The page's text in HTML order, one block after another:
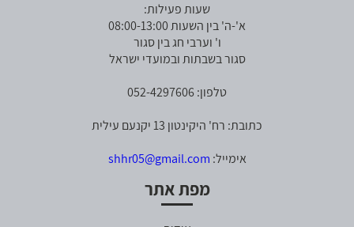
שעות פעילות:
א'-ה' בין השעות 08:00-13:00
ו' וערבי חג בין סגור
סגור בשבתות ובמועדי ישראל
טלפון: 052-4297606
כתובת: רח' היקינטון 13 יקנעם עילית
אימייל: shhr05@gmail.com
מפת אתר